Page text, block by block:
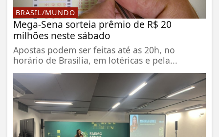
BRASIL/MUNDO
Mega-Sena sorteia prêmio de R$ 20
milhões neste sábado
Apostas podem ser feitas até as 20h, no
horário de Brasília, em lotéricas e pela...